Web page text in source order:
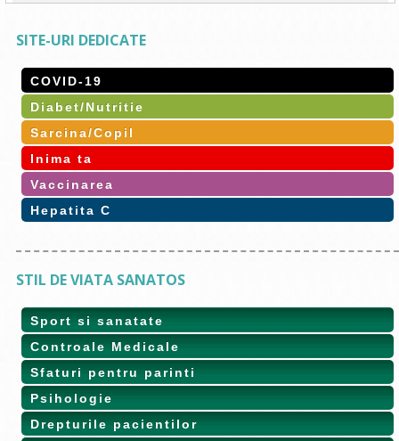
SITE-URI DEDICATE
COVID-19
Diabet/Nutritie
Sarcina/Copil
Inima ta
Vaccinarea
Hepatita C
STIL DE VIATA SANATOS
Sport si sanatate
Controale Medicale
Sfaturi pentru parinti
Psihologie
Drepturile pacientilor